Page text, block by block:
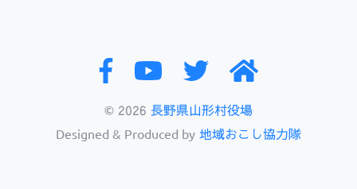
© 2026 長野県山形村役場
Designed & Produced by 地域おこし協力隊